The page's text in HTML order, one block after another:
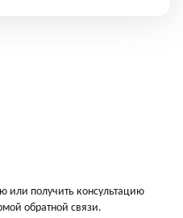
или получить консультацию
обратной связи.